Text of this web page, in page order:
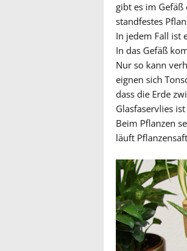
gibt es im
standfestes
In jedem Fall ist
In das Gefäß
Nur so kann
eignen sich
dass die Erde
Glasfaservlies
Beim Pflanzen
läuft